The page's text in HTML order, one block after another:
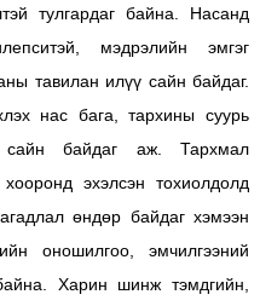
тулгардаг байна. Насанд
мэдрэлийн эмгэг
тавилан илүү сайн байдаг.
нас бага, тархины суурь
сайн байдаг аж. Тархмал
эхэлсэн тохиолдолд
өндөр байдаг хэмээн
оношилгоо, эмчилгээний
Харин шинж тэмдгийн,